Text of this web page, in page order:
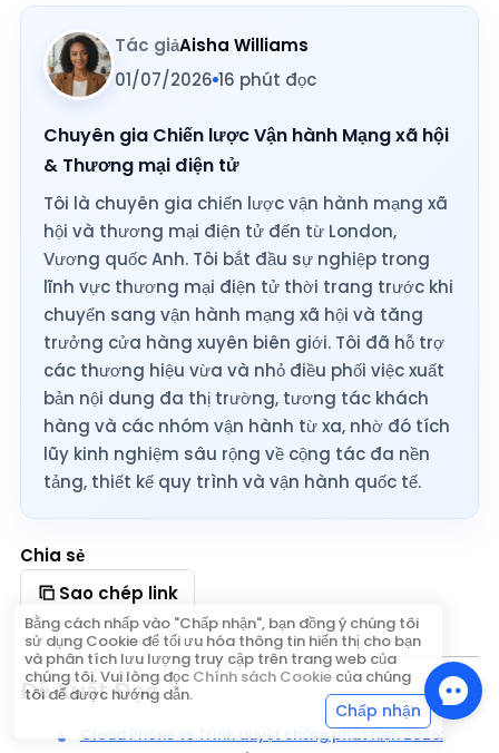
Tác giảAisha Williams
01/07/2026 16 phút đọc
Chuyên gia Chiến lược Vận hành Mạng xã hội
& Thương mại điện tử
Tôi là chuyên gia chiến lược vận hành mạng xã
hội và thương mại điện tử đến từ London,
Vương quốc Anh. Tôi bắt đầu sự nghiệp trong
lĩnh vực thương mại điện tử thời trang trước khi
chuyển sang vận hành mạng xã hội và tăng
trưởng cửa hàng xuyên biên giới. Tôi đã hỗ trợ
các thương hiệu vừa và nhỏ điều phối việc xuất
bản nội dung đa thị trường, tương tác khách
hàng và các nhóm vận hành từ xa, nhờ đó tích
lũy kinh nghiệm sâu rộng về cộng tác đa nền
tảng, thiết kế quy trình và vận hành quốc tế.
Chia sẻ
Sao chép link
Đề Xuất Đọc
Cloud Phone vs Trình duyệt chống phát hiện 2026:
Bằng cách nhấp vào "Chấp nhận", bạn đồng ý chúng tôi
sử dụng Cookie để tối ưu hóa thông tin hiển thị cho bạn
và phân tích lưu lượng truy cập trên trang web của
chúng tôi. Vui lòng đọc Chính sách Cookie của chúng
tôi để được hướng dẫn.
Chấp nhận